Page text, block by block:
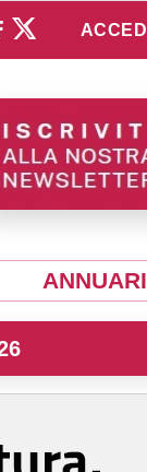
ACCEDI
ANNUARI